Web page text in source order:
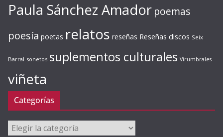
Paula Sánchez Amador poemas
poesía poetas relatos reseñas Reseñas discos Seix
Barral sonetos suplementos culturales Virumbrales
viñeta
Categorías
Categorías